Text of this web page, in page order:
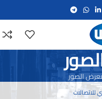
الصور